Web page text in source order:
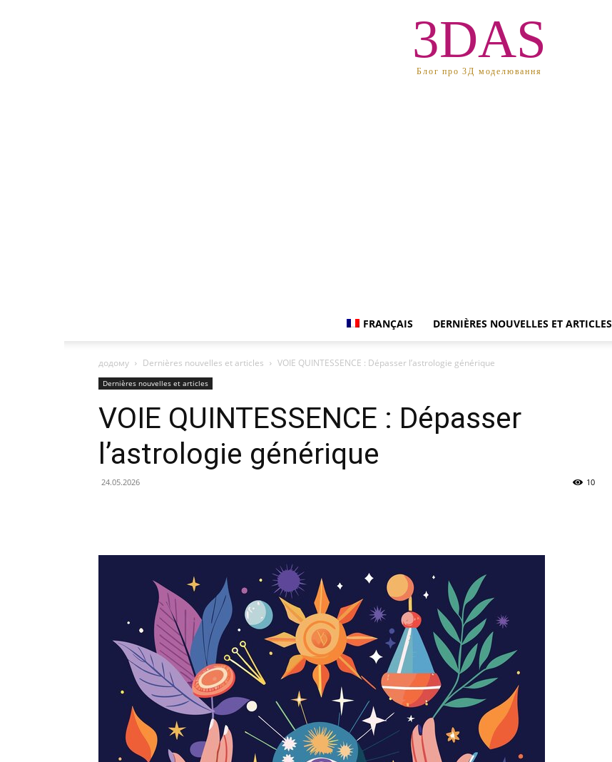
3DAS
Блог про 3Д моделювання
FRANÇAIS DERNIÈRES NOUVELLES ET ARTICLES
додому Dernières nouvelles et articles VOIE QUINTESSENCE : Dépasser l’astrologie générique
Dernières nouvelles et articles
VOIE QUINTESSENCE : Dépasser
l’astrologie générique
24.05.2026 10